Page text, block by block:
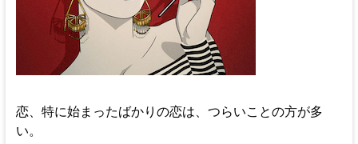
恋、特に始まったばかりの恋は、つらいことの方が多
い。